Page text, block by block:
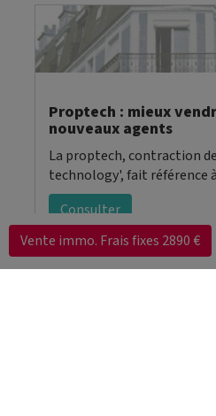
Proptech : mieux
nouveaux agents
La proptech, contraction
technology', fait référence
Consulter
Vente immo. Frais fixes 2890 €